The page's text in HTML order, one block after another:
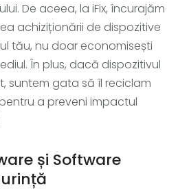
De aceea, la iFix, încurajăm
achiziționării de dispozitive
tău, nu doar economisești
În plus, dacă dispozitivul
suntem gata să îl reciclam
a preveni impactul
și Software